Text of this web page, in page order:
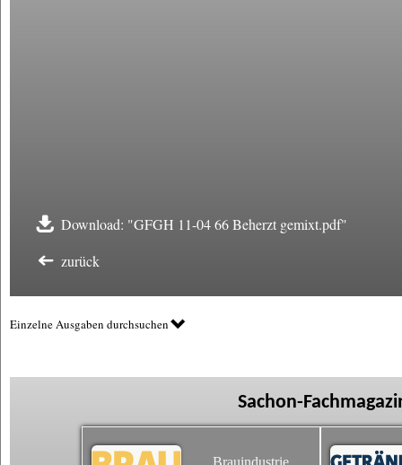
Download: "GFGH 11-04 66 Beherzt gemixt.pdf"
zurück
Einzelne Ausgaben durchsuchen
Sachon-
Brauindustrie